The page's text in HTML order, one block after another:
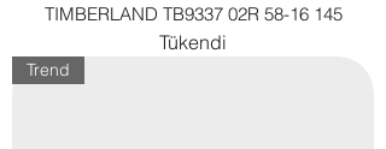
TIMBERLAND TB9337 02R 58-16 145
Tükendi
Trend